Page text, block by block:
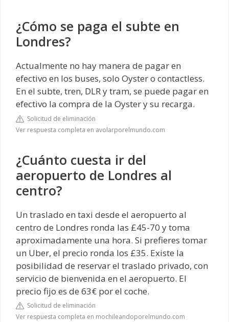
¿Cómo se paga el subte en
Londres?
Actualmente no hay manera de pagar en
efectivo en los buses, solo Oyster o contactless.
En el subte, tren, DLR y tram, se puede pagar en
efectivo la compra de la Oyster y su recarga.
Solicitud de eliminación
Ver respuesta completa en avolarporelmundo.com
¿Cuánto cuesta ir del
aeropuerto de Londres al
centro?
Un traslado en taxi desde el aeropuerto al
centro de Londres ronda las £45-70 y toma
aproximadamente una hora. Si prefieres tomar
un Uber, el precio ronda los £35. Existe la
posibilidad de reservar el traslado privado, con
servicio de bienvenida en el aeropuerto. El
precio fijo es de 63€ por el coche.
Solicitud de eliminación
Ver respuesta completa en mochileandoporelmundo.com